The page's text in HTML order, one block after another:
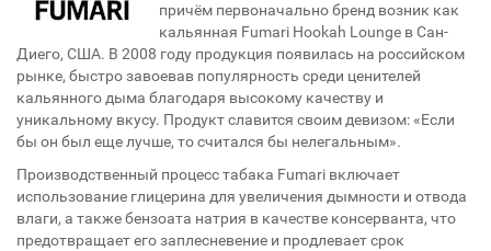
причём первоначально бренд возник как
кальянная Fumari Hookah Lounge в Сан-
Диего, США. В 2008 году продукция появилась на российском
рынке, быстро завоевав популярность среди ценителей
кальянного дыма благодаря высокому качеству и
уникальному вкусу. Продукт славится своим девизом: «Если
бы он был еще лучше, то считался бы нелегальным».
Производственный процесс табака Fumari включает
использование глицерина для увеличения дымности и отвода
влаги, а также бензоата натрия в качестве консерванта, что
предотвращает его заплесневение и продлевает срок